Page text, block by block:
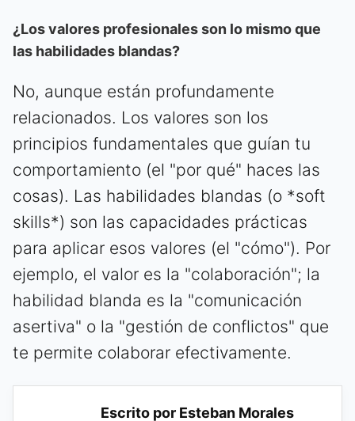
¿Los valores profesionales son lo mismo que
las habilidades blandas?
No, aunque están profundamente
relacionados. Los valores son los
principios fundamentales que guían tu
comportamiento (el "por qué" haces las
cosas). Las habilidades blandas (o *soft
skills*) son las capacidades prácticas
para aplicar esos valores (el "cómo"). Por
ejemplo, el valor es la "colaboración"; la
habilidad blanda es la "comunicación
asertiva" o la "gestión de conflictos" que
te permite colaborar efectivamente.
Escrito por Esteban Morales